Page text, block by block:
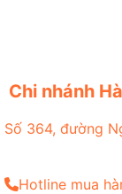
Chi nhánh
Số 364, đường
Hotline mua